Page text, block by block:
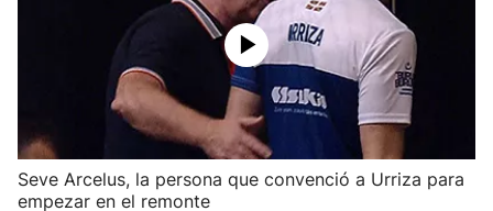
Herri-kirolak
Balonmano
Kirolak 360
Seve Arcelus, la persona que convenció a Urriza para
empezar en el remonte